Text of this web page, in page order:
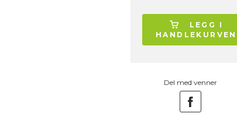
LEGG I
HANDLEKURVEN
Del med venner